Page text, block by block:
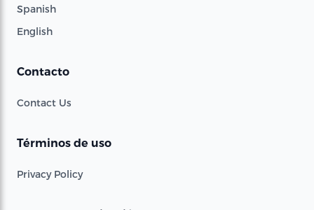
Spanish
English
Contacto
Contact Us
Términos de uso
Privacy Policy